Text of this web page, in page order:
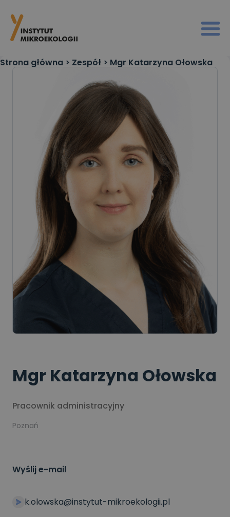
Strona główna > Zespół > Mgr Katarzyna Ołowska
Mgr Katarzyna Ołowska
Pracownik administracyjny
Poznań
Wyślij e-mail
k.olowska@instytut-mikroekologii.pl